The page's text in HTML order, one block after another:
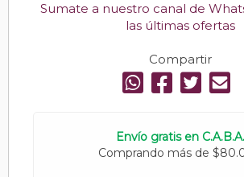
Sumate a nuestro canal de
las últimas ofertas
Compartir
Envío gratis en C.A.B.A.
Comprando más de